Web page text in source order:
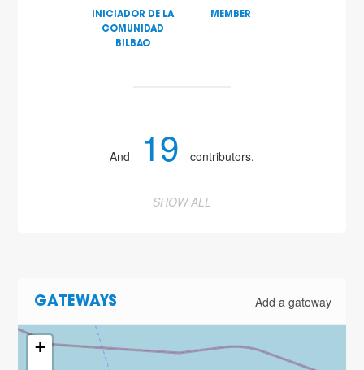
INICIADOR DE LA
COMUNIDAD
BILBAO
MEMBER
And 19 contributors.
SHOW ALL
GATEWAYS Add a gateway
+